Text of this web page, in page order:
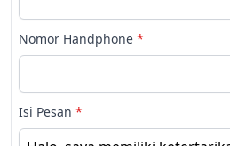
Nomor Handphone *
Isi Pesan *